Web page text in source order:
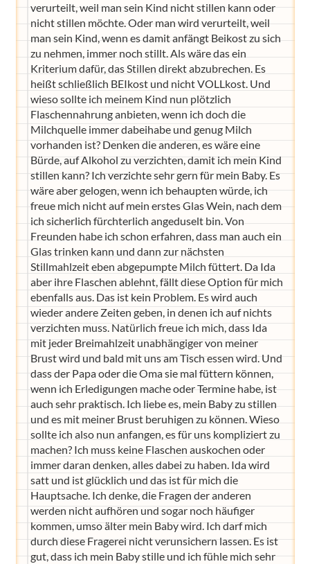
verurteilt, weil man sein Kind nicht stillen kann oder
nicht stillen möchte. Oder man wird verurteilt, weil
man sein Kind, wenn es damit anfängt Beikost zu sich
zu nehmen, immer noch stillt. Als wäre das ein
Kriterium dafür, das Stillen direkt abzubrechen. Es
heißt schließlich BEIkost und nicht VOLLkost. Und
wieso sollte ich meinem Kind nun plötzlich
Flaschennahrung anbieten, wenn ich doch die
Milchquelle immer dabeihabe und genug Milch
vorhanden ist? Denken die anderen, es wäre eine
Bürde, auf Alkohol zu verzichten, damit ich mein Kind
stillen kann? Ich verzichte sehr gern für mein Baby. Es
wäre aber gelogen, wenn ich behaupten würde, ich
freue mich nicht auf mein erstes Glas Wein, nach dem
ich sicherlich fürchterlich angeduselt bin. Von
Freunden habe ich schon erfahren, dass man auch ein
Glas trinken kann und dann zur nächsten
Stillmahlzeit eben abgepumpte Milch füttert. Da Ida
aber ihre Flaschen ablehnt, fällt diese Option für mich
ebenfalls aus. Das ist kein Problem. Es wird auch
wieder andere Zeiten geben, in denen ich auf nichts
verzichten muss. Natürlich freue ich mich, dass Ida
mit jeder Breimahlzeit unabhängiger von meiner
Brust wird und bald mit uns am Tisch essen wird. Und
dass der Papa oder die Oma sie mal füttern können,
wenn ich Erledigungen mache oder Termine habe, ist
auch sehr praktisch. Ich liebe es, mein Baby zu stillen
und es mit meiner Brust beruhigen zu können. Wieso
sollte ich also nun anfangen, es für uns kompliziert zu
machen? Ich muss keine Flaschen auskochen oder
immer daran denken, alles dabei zu haben. Ida wird
satt und ist glücklich und das ist für mich die
Hauptsache. Ich denke, die Fragen der anderen
werden nicht aufhören und sogar noch häufiger
kommen, umso älter mein Baby wird. Ich darf mich
durch diese Fragerei nicht verunsichern lassen. Es ist
gut, dass ich mein Baby stille und ich fühle mich sehr